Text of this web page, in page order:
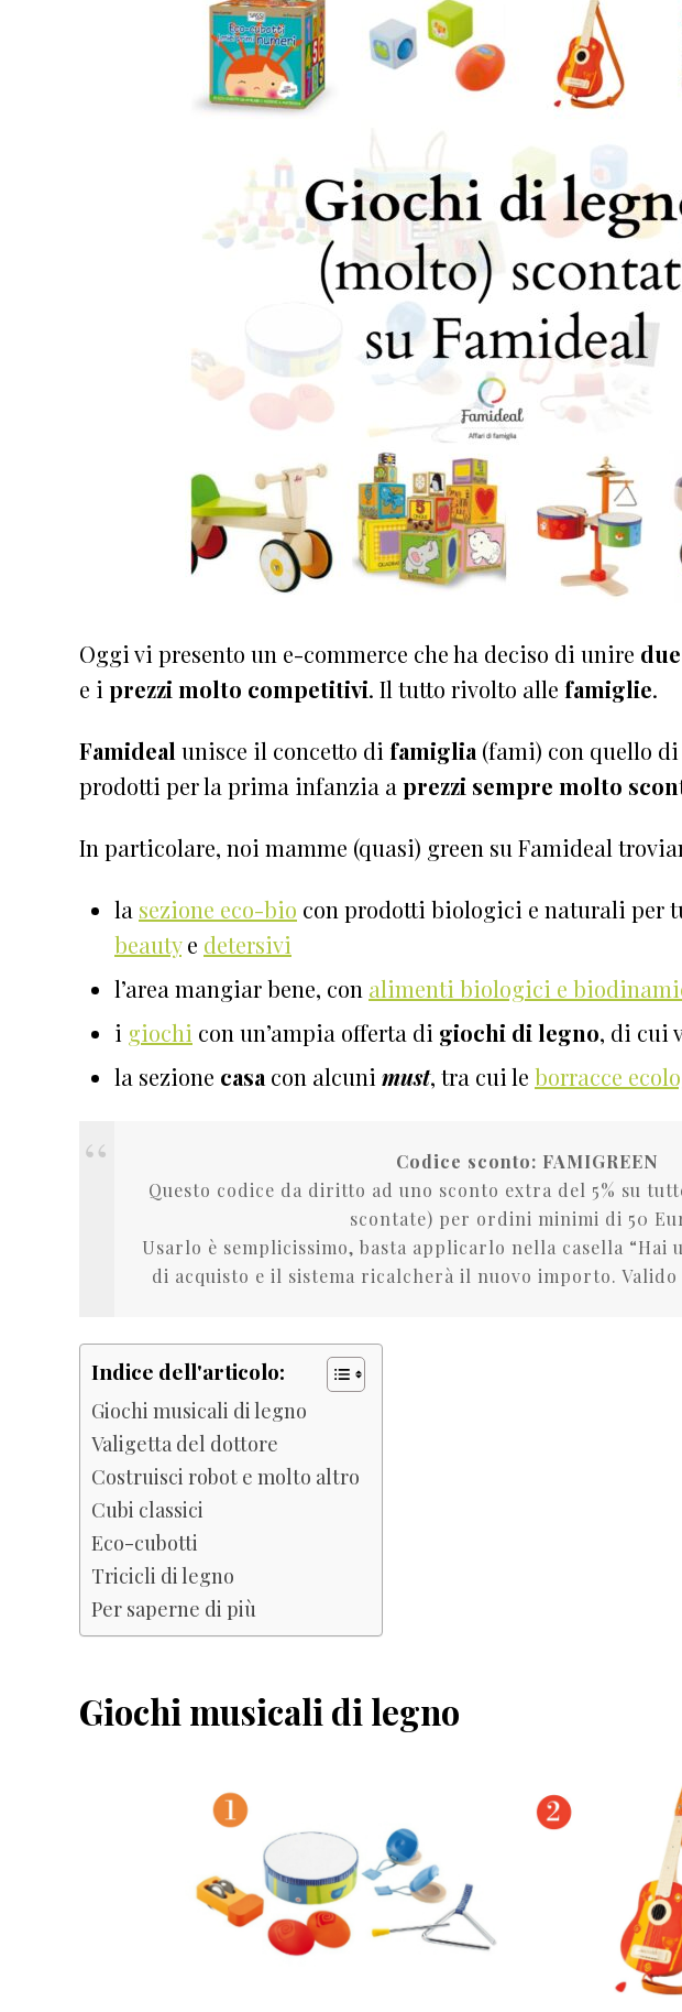
Oggi vi presento un e-commerce che ha deciso di unire
e i prezzi molto competitivi. Il tutto rivolto alle famiglie.
Famideal unisce il concetto di famiglia (fami) con quello di
prodotti per la prima infanzia a prezzi sempre molto
In particolare, noi mamme (quasi) green su Famideal
la sezione eco-bio con prodotti biologici e naturali per
beautye detersivi
l’area mangiar bene, con alimenti biologici e
i giochi con un’ampia offerta di giochi di legno, di cui
la sezione casa con alcuni must, tra cui le borracce
Codice sconto: FAMIGREEN
Questo codice da diritto ad uno sconto extra del 5% su
scontate) per ordini minimi di 50
Usarlo è semplicissimo, basta applicarlo nella casella “Hai
di acquisto e il sistema ricalcherà il nuovo importo. Valido
Indice dell'articolo:
Giochi musicali di legno
Valigetta del dottore
Costruisci robot e molto altro
Cubi classici
Eco-cubotti
Tricicli di legno
Per saperne di più
Giochi musicali di legno